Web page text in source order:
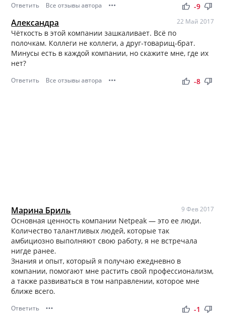
Ответить Все отзывы автора ••• thumb_up thumb_down
-9
Александра 22 Май 2017
Чёткость в этой компании зашкаливает. Всё по
полочкам. Коллеги не коллеги, а друг-товарищ-брат.
Минусы есть в каждой компании, но скажите мне, где их
нет?
Ответить Все отзывы автора ••• thumb_up thumb_down
-8
Марина Бриль 9 Фев 2017
Основная ценность компании Netpeak — это ее люди.
Количество талантливых людей, которые так
амбициозно выполняют свою работу, я не встречала
нигде ранее.
Знания и опыт, который я получаю ежедневно в
компании, помогают мне растить свой профессионализм,
а также развиваться в том направлении, которое мне
ближе всего.
Ответить ••• thumb_up thumb_down
-1